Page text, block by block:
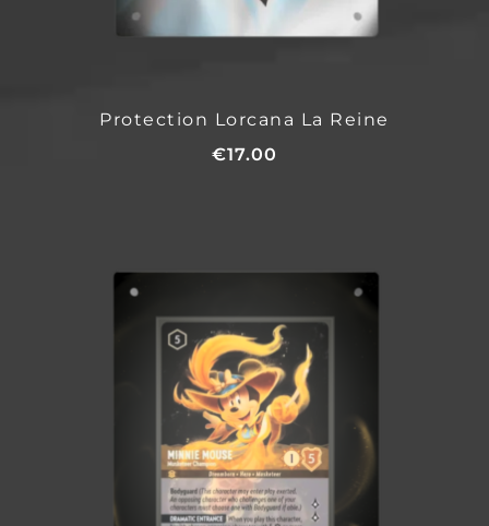
Protection Lorcana La Reine
€17.00